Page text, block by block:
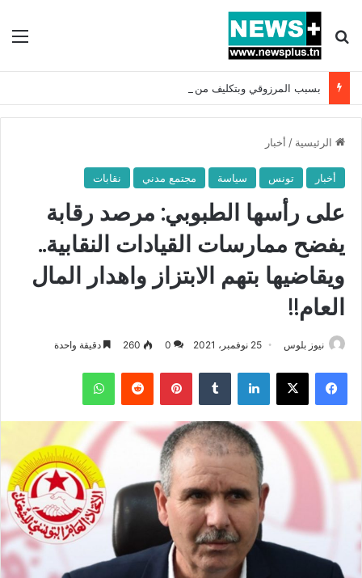
بحث عن
الرئيسية / أخبار
أخبار تونس سياسة مجتمع مدني نقابات
على رأسها الطبوبي: مرصد رقابة
يفضح ممارسات القيادات النقابية..
ويقاضيها بتهم الابتزاز واهدار المال
العام!!
نيوز بلوس 25 نوفمبر، 2021 0
260 دقيقة واحدة
فيسبوك X لينكدإن بينتيريست واتساب